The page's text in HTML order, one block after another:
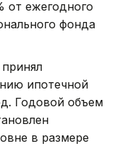
от ежегодного
фонда
ипотечной
Годовой объем
в размере